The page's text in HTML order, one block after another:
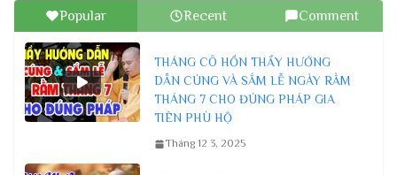
Popular Recent Comment
THÁNG CÔ HỒN THẦY HƯỚNG
DẪN CÚNG VÀ SẮM LỄ NGÀY RẰM
THÁNG 7 CHO ĐÚNG PHÁP GIA
TIÊN PHÙ HỘ
Tháng 12 3, 2025